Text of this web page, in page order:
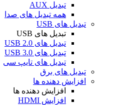
تبدیل AUX
همه تبدیل های صدا
تبدیل های USB
تبدیل های USB
تبدیل های USB 2.0
تبدیل های USB 3.0
تبدیل های تایپ سی
تبدیل های برق
افزایش دهنده ها
افزایش دهنده ها
افزایش HDMI